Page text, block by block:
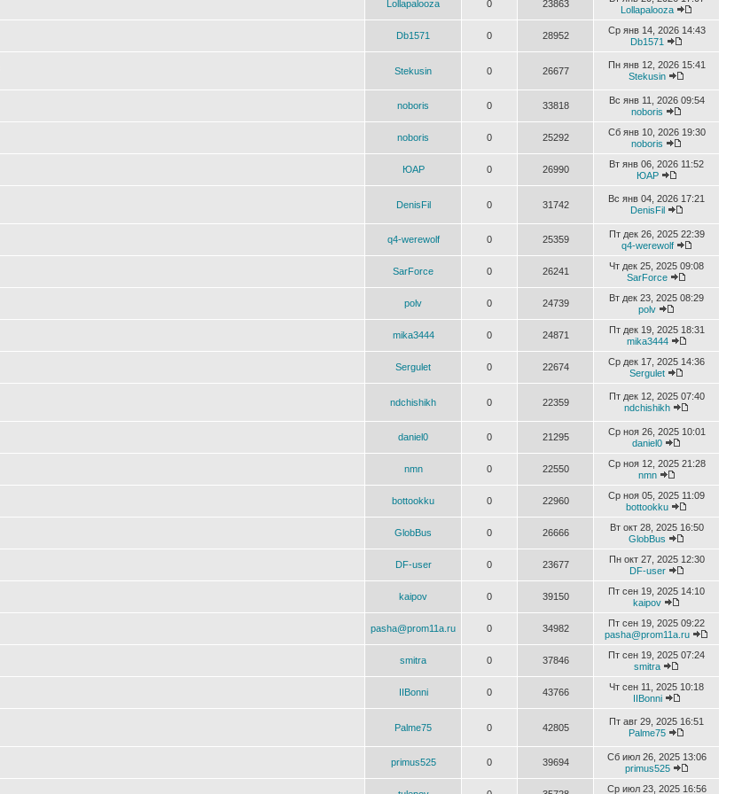
Lollapalooza 0 23863
Lollapalooza
Db1571 0 28952
Ср янв 14, 2026 14:43
Db1571
Stekusin 0 26677
Пн янв 12, 2026 15:41
Stekusin
noboris 0 33818
Вс янв 11, 2026 09:54
noboris
noboris 0 25292
Сб янв 10, 2026 19:30
noboris
ЮАР 0 26990
Вт янв 06, 2026 11:52
ЮАР
DenisFil 0 31742
Вс янв 04, 2026 17:21
DenisFil
q4-werewolf 0 25359
Пт дек 26, 2025 22:39
q4-werewolf
SarForce 0 26241
Чт дек 25, 2025 09:08
SarForce
polv 0 24739
Вт дек 23, 2025 08:29
polv
mika3444 0 24871
Пт дек 19, 2025 18:31
mika3444
Sergulet 0 22674
Ср дек 17, 2025 14:36
Sergulet
ndchishikh 0 22359
Пт дек 12, 2025 07:40
ndchishikh
daniel0 0 21295
Ср ноя 26, 2025 10:01
daniel0
nmn 0 22550
Ср ноя 12, 2025 21:28
nmn
bottookku 0 22960
Ср ноя 05, 2025 11:09
bottookku
GlobBus 0 26666
Вт окт 28, 2025 16:50
GlobBus
DF-user 0 23677
Пн окт 27, 2025 12:30
DF-user
kaipov 0 39150
Пт сен 19, 2025 14:10
kaipov
pasha@prom11a.ru 0 34982
Пт сен 19, 2025 09:22
pasha@prom11a.ru
smitra 0 37846
Пт сен 19, 2025 07:24
smitra
IIBonni 0 43766
Чт сен 11, 2025 10:18
IIBonni
Palme75 0 42805
Пт авг 29, 2025 16:51
Palme75
primus525 0 39694
Сб июл 26, 2025 13:06
primus525
Ср июл 23, 2025 16:56